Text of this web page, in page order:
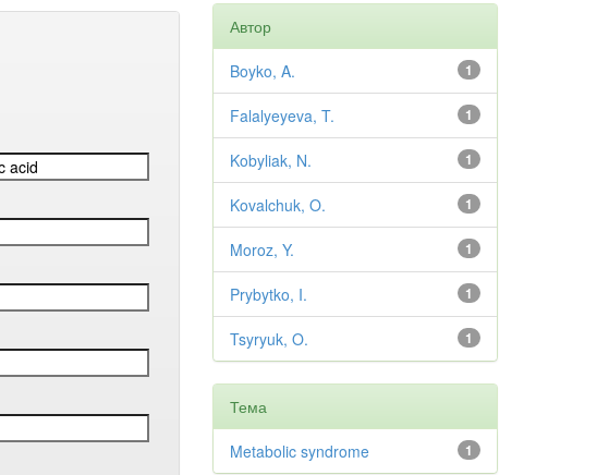
Автор
1
Boyko, A.
1
Falalyeyeva, T.
1
Kobyliak, N.
1
Kovalchuk, O.
1
Moroz, Y.
1
Prybytko, I.
1
Tsyryuk, O.
Тема
1
Metabolic syndrome